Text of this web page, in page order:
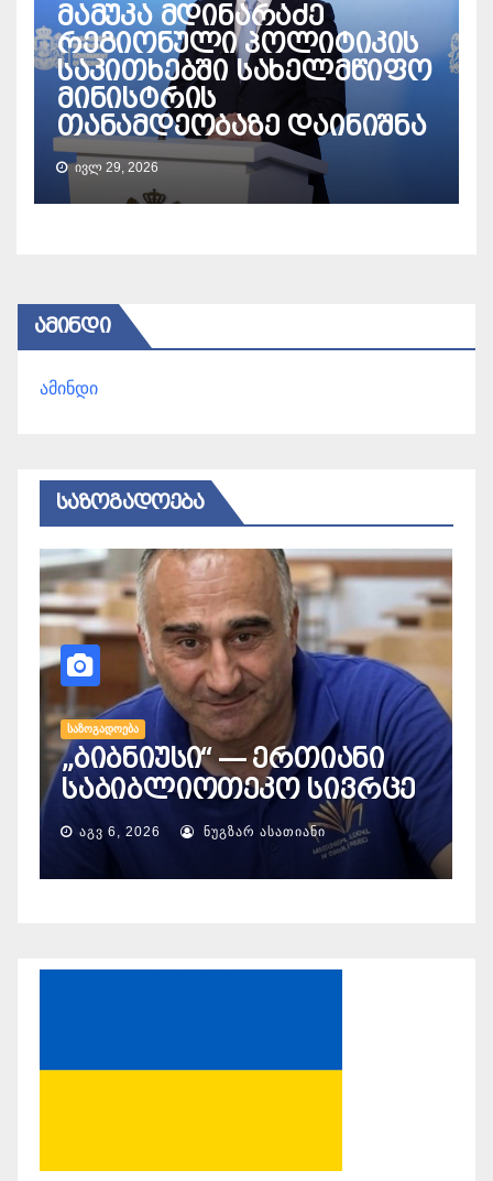
მამუკა მდინარაძე
რეგიონული პოლიტიკის
საკითხებში სახელმწიფო
მინისტრის
თანამდეობაზე დაინიშნა
ᲘᲕᲚ 29, 2026
ᲐᲛᲘᲜᲓᲘ
ამინდი
ᲡᲐᲖᲝᲒᲐᲓᲝᲔᲑᲐ
ᲡᲐᲖᲝᲒᲐᲓᲝᲔᲑᲐ
„ბიბნიუსი“ — ერთიანი
საბიბლიოთეკო სივრცე
ᲐᲒᲕ 6, 2026 ᲜᲣᲒᲖᲐᲠ ᲐᲡᲐᲗᲘᲐᲜᲘ